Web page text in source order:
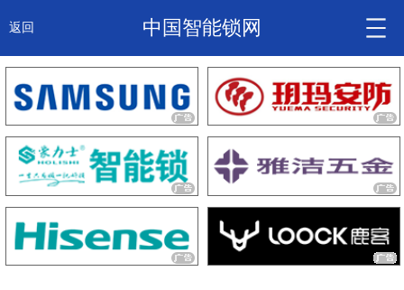
返回 中国智能锁网
智能锁头条
诚信企业
产品
大咖秀